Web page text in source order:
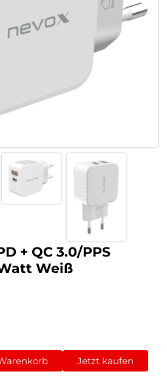
+ QC 3.0/PPS
Weiß
Jetzt kaufen